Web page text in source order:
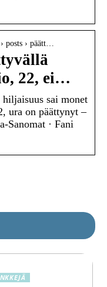
posts › päätt…
22, ei…
hiljaisuus sai monet
ura on päättynyt –
Sanomat · Fani